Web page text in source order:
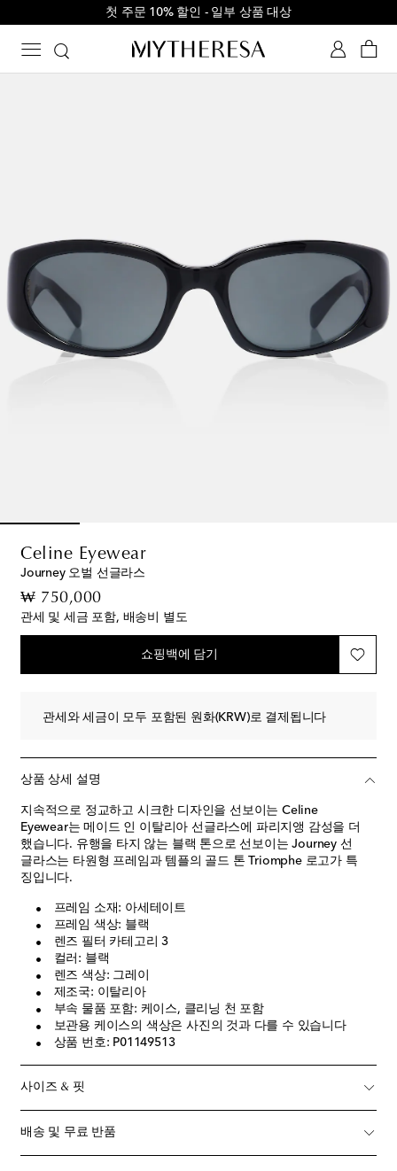
첫 주문 10% 할인 - 일부 상품 대상
Celine Eyewear
Journey 오벌 선글라스
₩ 750,000original price
관세 및 세금 포함, 배송비 별도
쇼핑백에 담기
관세와 세금이 모두 포함된 원화(KRW)로 결제됩니다
상품 상세 설명
지속적으로 정교하고 시크한 디자인을 선보이는 Celine
Eyewear는 메이드 인 이탈리아 선글라스에 파리지앵 감성을 더
했습니다. 유행을 타지 않는 블랙 톤으로 선보이는 Journey 선
글라스는 타원형 프레임과 템플의 골드 톤 Triomphe 로고가 특
징입니다.
프레임 소재: 아세테이트
프레임 색상: 블랙
렌즈 필터 카테고리 3
컬러: 블랙
렌즈 색상: 그레이
제조국: 이탈리아
부속 물품 포함: 케이스, 클리닝 천 포함
보관용 케이스의 색상은 사진의 것과 다를 수 있습니다
상품 번호: P01149513
사이즈 & 핏
배송 및 무료 반품